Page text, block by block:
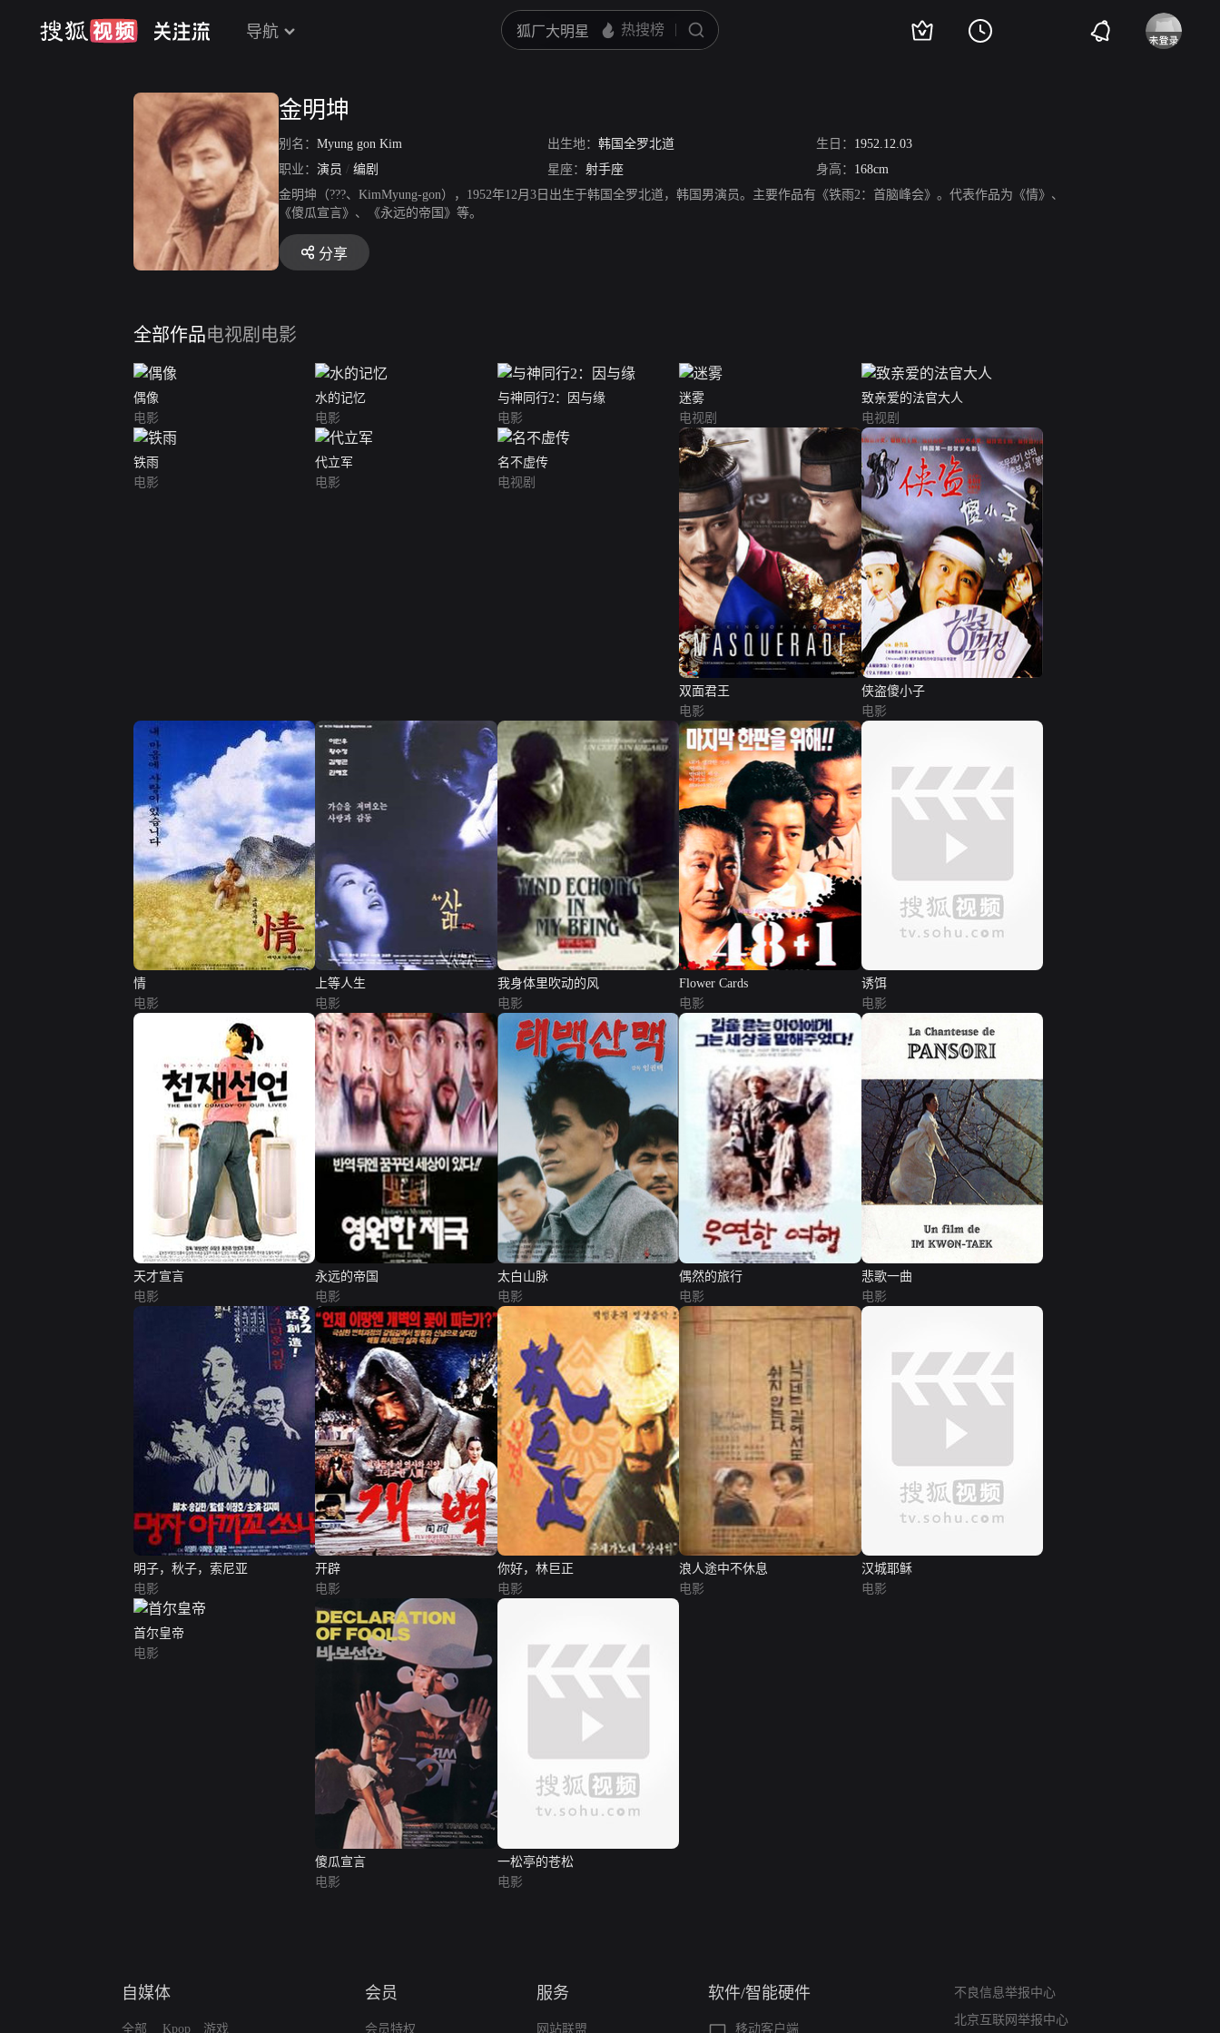
导航
金明坤
别名： Myung gon Kim 出生地： 韩国全罗北道 生日： 1952.12.03
职业： 演员 / 编剧 星座： 射手座 身高： 168cm
金明坤（???、KimMyung-gon），1952年12月3日出生于韩国全罗北道，韩国男演员。主要作品有《铁雨2：首脑峰会》。代表作品为《情》、
《傻瓜宣言》、《永远的帝国》等。
分享
全部作品电视剧 电影
偶像
电影
水的记忆
电影
与神同行2：因与缘
电影
迷雾
电视剧
致亲爱的法官大人
电视剧
铁雨
电影
代立军
电影
名不虚传
电视剧
双面君王
电影
侠盗傻小子
电影
情
电影
上等人生
电影
我身体里吹动的风
电影
Flower Cards
电影
诱饵
电影
天才宣言
电影
永远的帝国
电影
太白山脉
电影
偶然的旅行
电影
悲歌一曲
电影
明子，秋子，索尼亚
电影
开辟
电影
你好，林巨正
电影
浪人途中不休息
电影
汉城耶稣
电影
首尔皇帝
电影
傻瓜宣言
电影
一松亭的苍松
电影
自媒体
全部 Kpop 游戏
会员
会员特权
服务
网站联盟
软件/智能硬件
移动客户端
不良信息举报中心
北京互联网举报中心
算法推荐专项举报